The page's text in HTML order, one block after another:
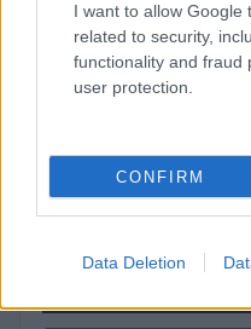
I want to allow Google
related to security,
functionality and fraud
user protection.
CONFIRM
Data Deletion
grondstoffen
Sanne De Vries · 5 aug 2026